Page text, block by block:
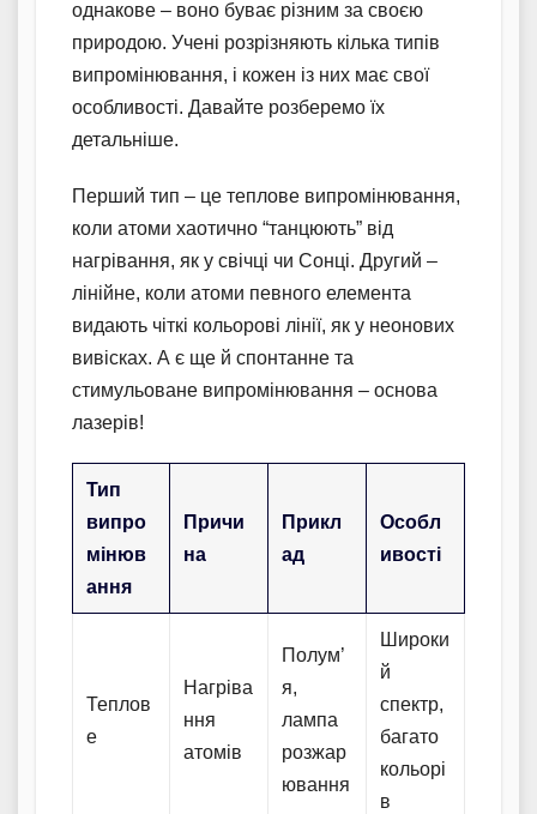
однакове – воно буває різним за своєю
природою. Учені розрізняють кілька типів
випромінювання, і кожен із них має свої
особливості. Давайте розберемо їх
детальніше.
Перший тип – це теплове випромінювання,
коли атоми хаотично “танцюють” від
нагрівання, як у свічці чи Сонці. Другий –
лінійне, коли атоми певного елемента
видають чіткі кольорові лінії, як у неонових
вивісках. А є ще й спонтанне та
стимульоване випромінювання – основа
лазерів!
Тип
випро
мінюв
ання
Причи
на
Прикл
ад
Особл
ивості
Теплов
е
Нагріва
ння
атомів
Полум’
я,
лампа
розжар
ювання
Широки
й
спектр,
багато
кольорі
в